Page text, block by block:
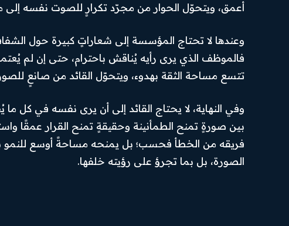
أعمق، ويتحوّل الحوار من مجرّد تكرارٍ للصوت نفسه
وعندها لا تحتاج المؤسسة إلى شعاراتٍ كبيرة حول
فالموظف الذي يرى رأيه يُناقش باحترام، حتى إن لم
تتسع مساحة الثقة بهدوء، ويتحوّل القائد من صانعٍ
وفي النهاية، لا يحتاج القائد إلى أن يرى نفسه في كل
بين صورةٍ تمنح الطمأنينة وحقيقةٍ تمنح القرار عمقًا
فريقه من الخطأ فحسب؛ بل يمنحه مساحةً أوسع للنمو
الصورة، بل بما تجرؤ على رؤيته خلفها.